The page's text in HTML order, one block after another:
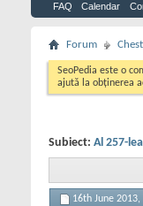
FAQ Calendar
Forum
SeoPedia este o
ajută la obținerea
Subiect: Al 257-
16th June 2013,